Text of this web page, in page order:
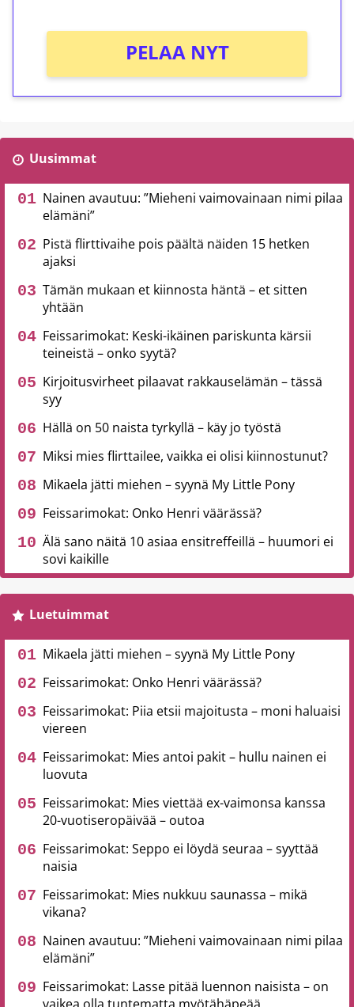
PELAA NYT
Uusimmat
Nainen avautuu: ”Mieheni vaimovainaan nimi pilaa
elämäni”
Pistä flirttivaihe pois päältä näiden 15 hetken
ajaksi
Tämän mukaan et kiinnosta häntä – et sitten
yhtään
Feissarimokat: Keski-ikäinen pariskunta kärsii
teineistä – onko syytä?
Kirjoitusvirheet pilaavat rakkauselämän – tässä
syy
Hällä on 50 naista tyrkyllä – käy jo työstä
Miksi mies flirttailee, vaikka ei olisi kiinnostunut?
Mikaela jätti miehen – syynä My Little Pony
Feissarimokat: Onko Henri väärässä?
Älä sano näitä 10 asiaa ensitreffeillä – huumori ei
sovi kaikille
Luetuimmat
Mikaela jätti miehen – syynä My Little Pony
Feissarimokat: Onko Henri väärässä?
Feissarimokat: Piia etsii majoitusta – moni haluaisi
viereen
Feissarimokat: Mies antoi pakit – hullu nainen ei
luovuta
Feissarimokat: Mies viettää ex-vaimonsa kanssa
20-vuotiseropäivää – outoa
Feissarimokat: Seppo ei löydä seuraa – syyttää
naisia
Feissarimokat: Mies nukkuu saunassa – mikä
vikana?
Nainen avautuu: ”Mieheni vaimovainaan nimi pilaa
elämäni”
Feissarimokat: Lasse pitää luennon naisista – on